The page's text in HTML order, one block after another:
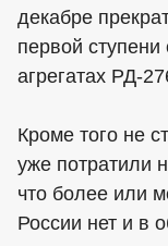
декабре
первой
агрегатах РД-
Кроме того не
уже потратили
что более или
России нет и в